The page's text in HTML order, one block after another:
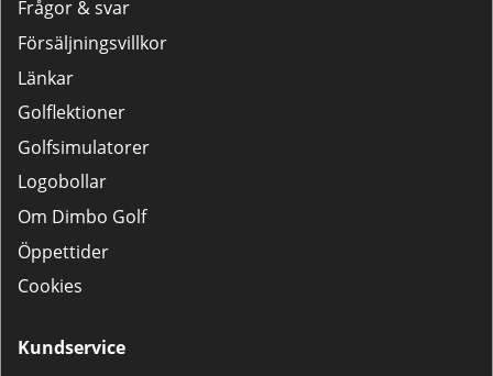
Frågor & svar
Försäljningsvillkor
Länkar
Golflektioner
Golfsimulatorer
Logobollar
Om Dimbo Golf
Öppettider
Cookies
Kundservice